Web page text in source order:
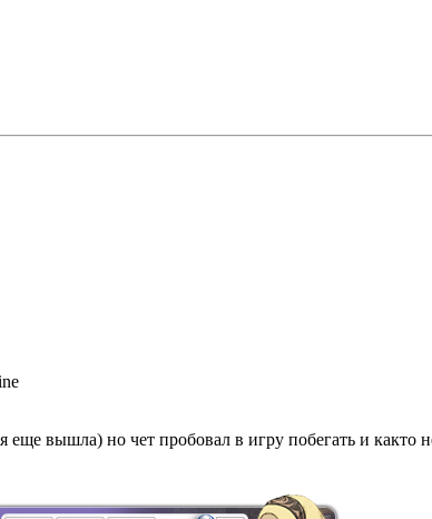
еще вышла) но чет пробовал в игру побегать и както